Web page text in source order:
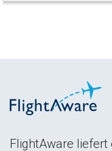
FlightAware liefert